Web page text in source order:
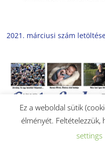
2021. márciusi szám letöltése
Ez a weboldal sütik
élményét. Feltételezzük,
settings